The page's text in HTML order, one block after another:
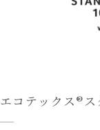
エコテックス®